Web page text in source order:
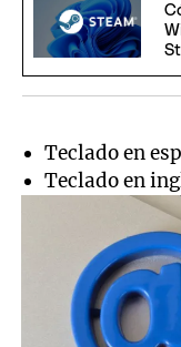
Teclado en
Teclado en